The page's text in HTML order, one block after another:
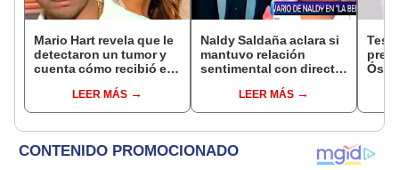
Mario Hart revela que le
detectaron un tumor y
cuenta cómo recibió el
muy fuertes..."
LEER MÁS
Naldy Saldaña aclara si
mantuvo relación
sentimental con director
denunciarlo por
tocamientos: “Me
LEER MÁS